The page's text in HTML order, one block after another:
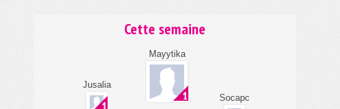
Cette semaine
Mayytika
Jusalia
Socapc